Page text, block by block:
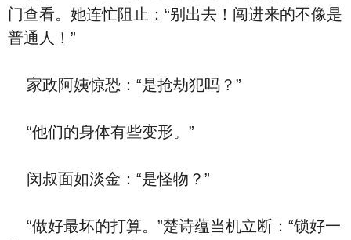
门查看。她连忙阻止：“别出去！闯进来的不像是
普通人！”
家政阿姨惊恐：“是抢劫犯吗？”
“他们的身体有些变形。”
闵叔面如淡金：“是怪物？”
“做好最坏的打算。”楚诗蕴当机立断：“锁好一